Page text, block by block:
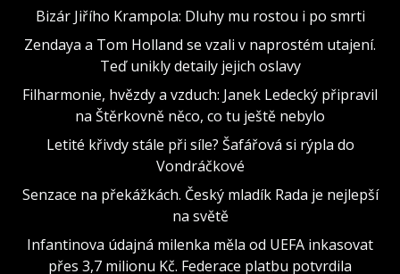
Bizár Jiřího Krampola: Dluhy mu rostou i po smrti
Zendaya a Tom Holland se vzali v naprostém utajení.
Teď unikly detaily jejich oslavy
Filharmonie, hvězdy a vzduch: Janek Ledecký připravil
na Štěrkovně něco, co tu ještě nebylo
Letité křivdy stále při síle? Šafářová si rýpla do
Vondráčkové
Senzace na překážkách. Český mladík Rada je nejlepší
na světě
Infantinova údajná milenka měla od UEFA inkasovat
přes 3,7 milionu Kč. Federace platbu potvrdila